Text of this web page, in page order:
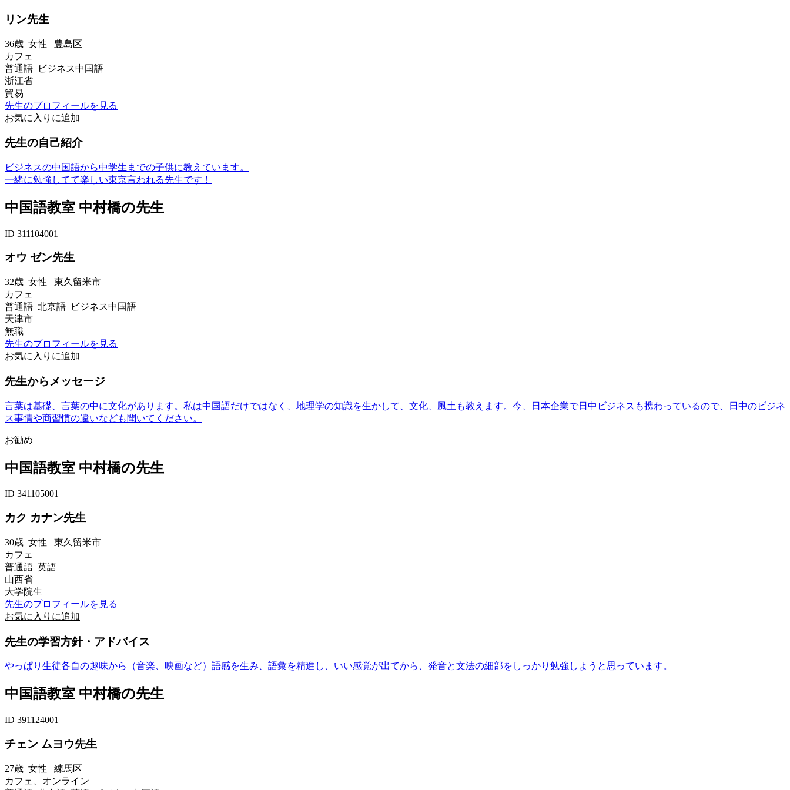
リン先生
36歳 女性 豊島区
カフェ
普通語 ビジネス中国語
浙江省
貿易
先生のプロフィールを見る
お気に入りに追加
先生の自己紹介
ビジネスの中国語から中学生までの子供に教えています。
一緒に勉強してて楽しい東京言われる先生です！
中国語教室 中村橋の先生
ID 311104001
オウ ゼン先生
32歳 女性 東久留米市
カフェ
普通語 北京語 ビジネス中国語
天津市
無職
先生のプロフィールを見る
お気に入りに追加
先生からメッセージ
言葉は基礎、言葉の中に文化があります。私は中国語だけではなく、地理学の知識を生かして、文化、風土も教えます。今、日本企業で日中ビジネスも携わっているので、日中のビジネ
ス事情や商習慣の違いなども聞いてください。
お勧め
中国語教室 中村橋の先生
ID 341105001
カク カナン先生
30歳 女性 東久留米市
カフェ
普通語 英語
山西省
大学院生
先生のプロフィールを見る
お気に入りに追加
先生の学習方針・アドバイス
やっぱり生徒各自の趣味から（音楽、映画など）語感を生み、語彙を精進し、いい感覚が出てから、発音と文法の細部をしっかり勉強しようと思っています。
中国語教室 中村橋の先生
ID 391124001
チェン ムヨウ先生
27歳 女性 練馬区
カフェ、オンライン